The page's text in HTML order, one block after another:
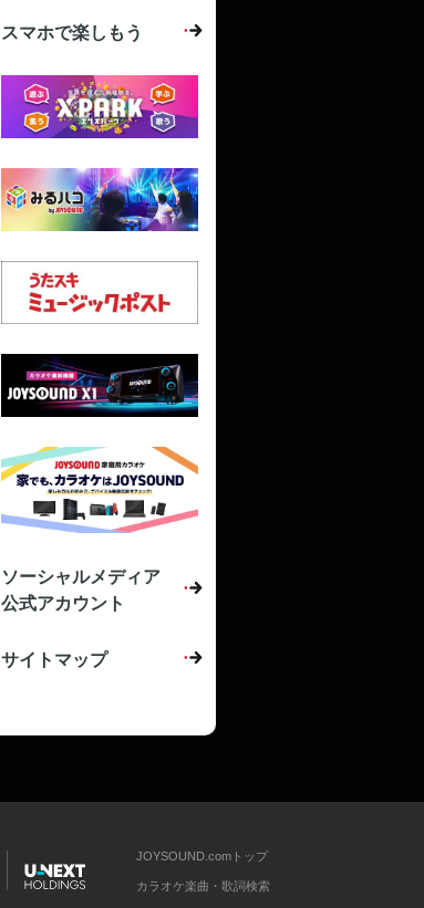
スマホで楽しもう
ソーシャルメディア
公式アカウント
サイトマップ
JOYSOUND.comトップ
カラオケ楽曲・歌詞検索